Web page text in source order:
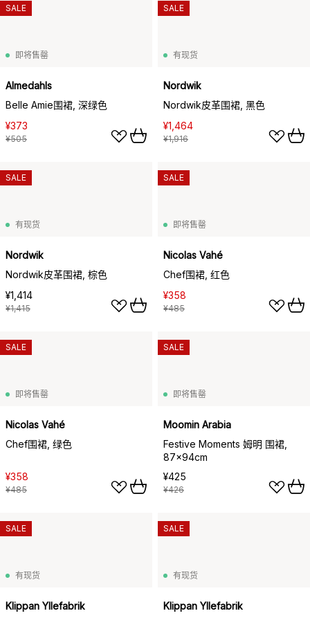
即将售罄
Almedahls
Belle Amie围裙, 深绿色
¥373
¥505
SALE
有现货
Nordwik
Nordwik皮革围裙, 黑色
¥1,464
¥1,916
SALE
有现货
Nordwik
Nordwik皮革围裙, 棕色
¥1,414
¥1,415
SALE
即将售罄
Nicolas Vahé
Chef围裙, 红色
¥358
¥485
SALE
即将售罄
Nicolas Vahé
Chef围裙, 绿色
¥358
¥485
SALE
即将售罄
Moomin Arabia
Festive Moments 姆明 围裙,
87x94cm
¥425
¥426
SALE
有现货
Klippan Yllefabrik
SALE
有现货
Klippan Yllefabrik
SALE